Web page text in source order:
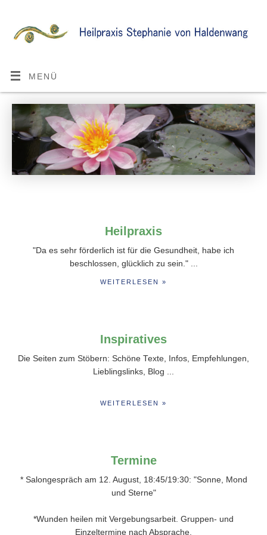
MENÜ
Heilpraxis
"Da es sehr förderlich ist für die Gesundheit, habe ich
beschlossen, glücklich zu sein." ...
WEITERLESEN »
Inspiratives
Die Seiten zum Stöbern: Schöne Texte, Infos, Empfehlungen,
Lieblingslinks, Blog ...
WEITERLESEN »
Termine
* Salongespräch am 12. August, 18:45/19:30: "Sonne, Mond
und Sterne"
*Wunden heilen mit Vergebungsarbeit. Gruppen- und
Einzeltermine nach Absprache.